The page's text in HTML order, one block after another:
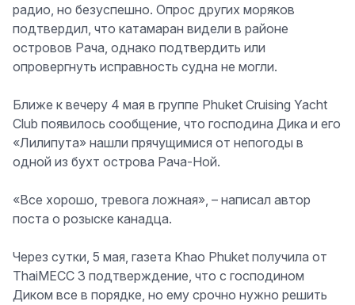
радио, но безуспешно. Опрос других моряков
подтвердил, что катамаран видели в районе
островов Рача, однако подтвердить или
опровергнуть исправность судна не могли.
Ближе к вечеру 4 мая в группе Phuket Cruising Yacht
Club появилось сообщение, что господина Дика и его
«Лилипута» нашли прячущимися от непогоды в
одной из бухт острова Рача-Ной.
«Все хорошо, тревога ложная», – написал автор
поста о розыске канадца.
Через сутки, 5 мая, газета Khao Phuket получила от
ThaiMECC 3 подтверждение, что с господином
Диком все в порядке, но ему срочно нужно решить